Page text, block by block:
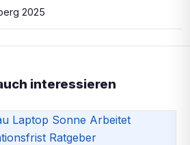
2025
interessieren